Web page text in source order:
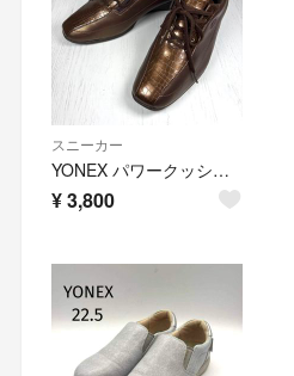
スニーカー
YONEX パワークッション スニーカー レザー ウェッジソール 22.5
¥3,800